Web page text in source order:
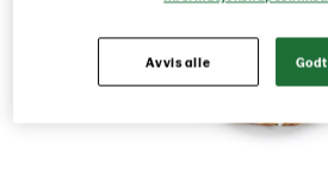
Avvis alle